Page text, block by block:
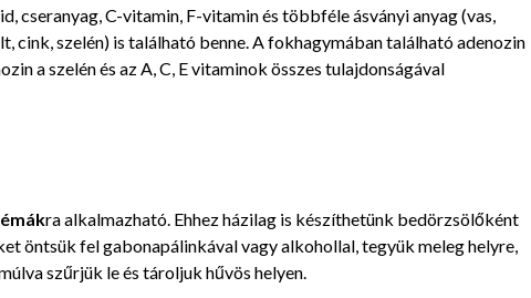
cseranyag, C-vitamin, F-vitamin és többféle ásványi anyag (vas,
cink, szelén) is található benne. A fokhagymában található adenozin
a szelén és az A, C, E vitaminok összes tulajdonságával
ra alkalmazható. Ehhez házilag is készíthetünk bedörzsölőként
öntsük fel gabonapálinkával vagy alkohollal, tegyük meleg helyre,
szűrjük le és tároljuk hűvös helyen.